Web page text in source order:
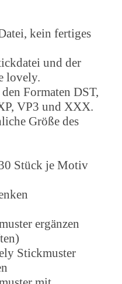
kein fertiges
und der
lovely.
Formaten DST,
VP3 und XXX.
Größe des
Stück je Motiv
ergänzen
Stickmuster